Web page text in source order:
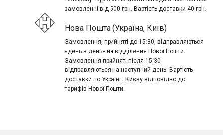
замовленні від 500 грн. Вартість доставки 40 грн.
Нова Пошта (Україна, Київ)
Замовлення, прийняті до 15:30, відправляються
«день в день» на відділення Нової Пошти.
Замовлення прийняті після 15:30
відправляються на наступний день. Вартість
доставки по Україні і Києву відповідно до
тарифів Нової Пошти.